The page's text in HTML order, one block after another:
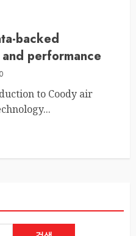
backed
performance
0
to Coody air